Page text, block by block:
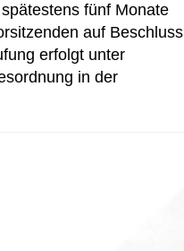
fünf Monate
auf Beschluss
erfolgt unter
in der